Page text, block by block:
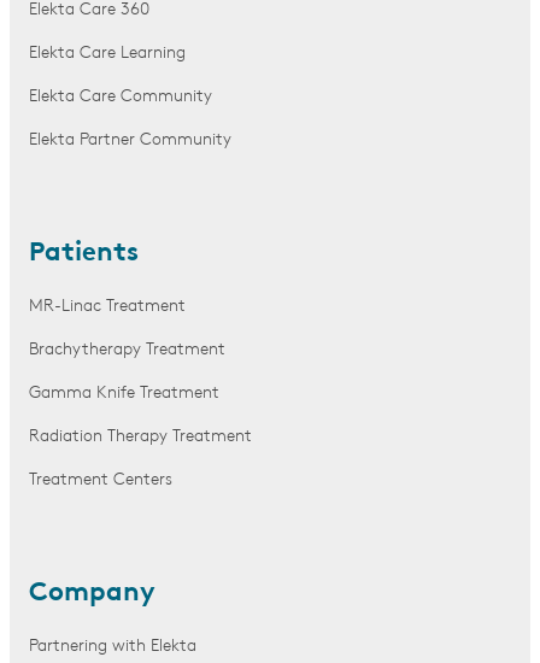
Elekta Care 360
Elekta Care Learning
Elekta Care Community
Elekta Partner Community
Patients
MR-Linac Treatment
Brachytherapy Treatment
Gamma Knife Treatment
Radiation Therapy Treatment
Treatment Centers
Company
Partnering with Elekta